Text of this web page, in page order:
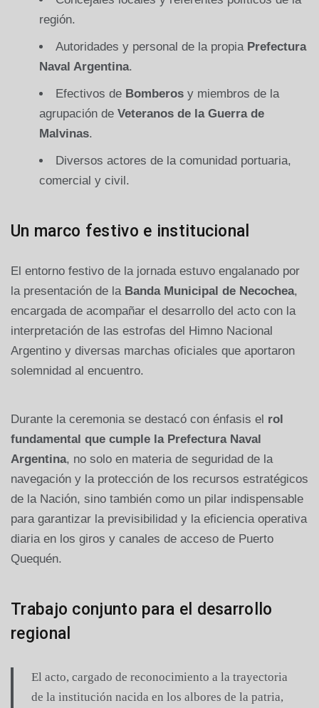
región.
Autoridades y personal de la propia Prefectura
Naval Argentina.
Efectivos de Bomberos y miembros de la
agrupación de Veteranos de la Guerra de
Malvinas.
Diversos actores de la comunidad portuaria,
comercial y civil.
Un marco festivo e institucional
El entorno festivo de la jornada estuvo engalanado por
la presentación de la Banda Municipal de Necochea,
encargada de acompañar el desarrollo del acto con la
interpretación de las estrofas del Himno Nacional
Argentino y diversas marchas oficiales que aportaron
solemnidad al encuentro.
Durante la ceremonia se destacó con énfasis el rol
fundamental que cumple la Prefectura Naval
Argentina, no solo en materia de seguridad de la
navegación y la protección de los recursos estratégicos
de la Nación, sino también como un pilar indispensable
para garantizar la previsibilidad y la eficiencia operativa
diaria en los giros y canales de acceso de Puerto
Quequén.
Trabajo conjunto para el desarrollo
regional
El acto, cargado de reconocimiento a la trayectoria
de la institución nacida en los albores de la patria,